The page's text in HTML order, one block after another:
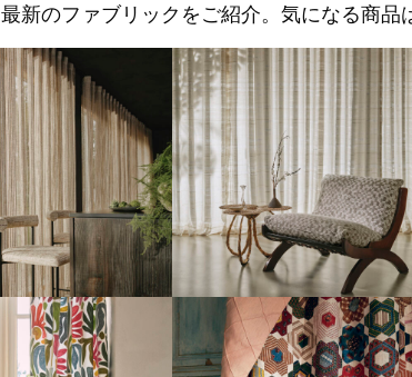
最新のファブリックをご紹介。気になる商品